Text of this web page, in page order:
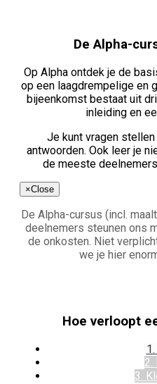
De Alpha-
Op Alpha ontdek je de
op een laagdrempelige en
bijeenkomst bestaat uit
inleiding en
Je kunt vragen
antwoorden. Ook leer je
de meeste
×Close
De Alpha-cursus (incl.
deelnemers steunen ons
de onkosten. Niet
we je hier
Hoe verloopt
2.
3.